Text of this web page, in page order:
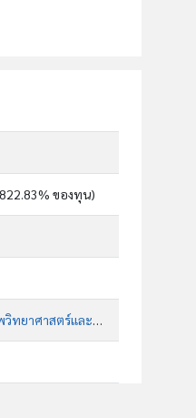
ของทุน)
M : กิจกรรมวิชาชีพวิทยาศาสตร์และกิจกรรมทาง วิชาการ